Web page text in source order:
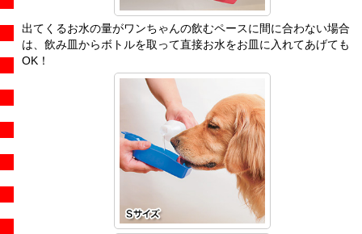
出てくるお水の量がワンちゃんの飲むペースに間に合わない場合
は、飲み皿からボトルを取って直接お水をお皿に入れてあげても
OK！